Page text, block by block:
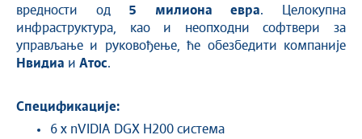
вредности од 5 милиона евра. Целокупна
инфраструктура, као и неопходни софтвери за
управљање и руковођење, ће обезбедити компаније
Нвидиа и Атос.
Спецификације:
6 x nVIDIA DGX H200 система